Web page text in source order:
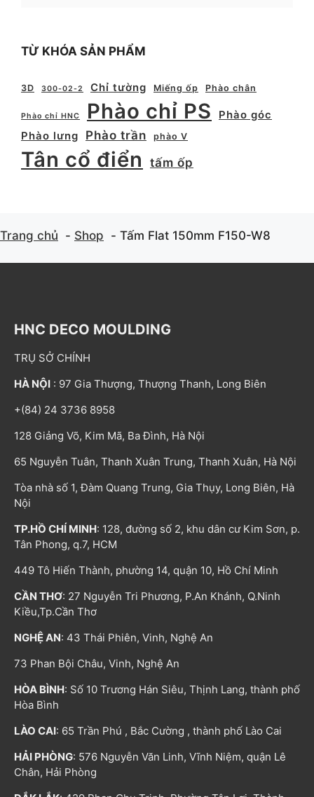
TỪ KHÓA SẢN PHẨM
3D 300-02-2 Chỉ tường Miếng ốp Phào chân
Phào chỉ HNC Phào chỉ PS
Phào góc
Phào lưng
Phào trần phào V
Tân cổ điển tấm ốp
Trang chủ Shop Tấm Flat 150mm F150-W8
HNC DECO MOULDING
TRỤ SỞ CHÍNH
HÀ NỘI : 97 Gia Thượng, Thượng Thanh, Long Biên
+(84) 24 3736 8958
128 Giảng Võ, Kim Mã, Ba Đình, Hà Nội
65 Nguyễn Tuân, Thanh Xuân Trung, Thanh Xuân, Hà Nội
Tòa nhà số 1, Đàm Quang Trung, Gia Thụy, Long Biên, Hà
Nội
TP.HỒ CHÍ MINH: 128, đường số 2, khu dân cư Kim Sơn, p.
Tân Phong, q.7, HCM
449 Tô Hiến Thành, phường 14, quận 10, Hồ Chí Minh
CẦN THƠ: 27 Nguyễn Tri Phương, P.An Khánh, Q.Ninh
Kiều,Tp.Cần Thơ
NGHỆ AN: 43 Thái Phiên, Vinh, Nghệ An
73 Phan Bội Châu, Vinh, Nghệ An
HÒA BÌNH: Số 10 Trương Hán Siêu, Thịnh Lang, thành phố
Hòa Bình
LÀO CAI: 65 Trần Phú , Bắc Cường , thành phố Lào Cai
HẢI PHÒNG: 576 Nguyễn Văn Linh, Vĩnh Niệm, quận Lê
Chân, Hải Phòng